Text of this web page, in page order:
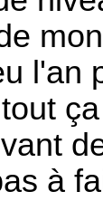
l'an
à